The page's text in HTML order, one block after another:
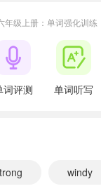
年级上册：单词强化训练
词评测 单词听写
windy
小宝667078